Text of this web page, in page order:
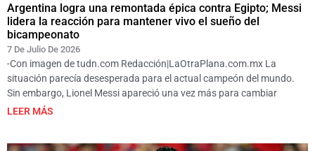
Argentina logra una remontada épica contra Egipto; Messi
lidera la reacción para mantener vivo el sueño del
bicampeonato
7 De Julio De 2026
-Con imagen de tudn.com Redacción|LaOtraPlana.com.mx La
situación parecía desesperada para el actual campeón del mundo.
Sin embargo, Lionel Messi apareció una vez más para cambiar
LEER MÁS